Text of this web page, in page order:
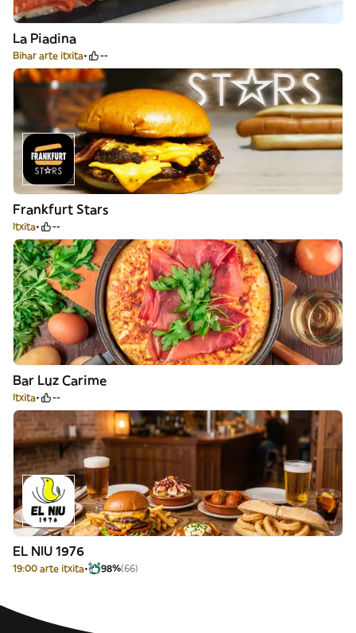
La Piadina
Bihar arte itxita --
Frankfurt Stars
Itxita --
Bar Luz Carime
Itxita --
EL NIU 1976
19:00 arte itxita 98%(66)